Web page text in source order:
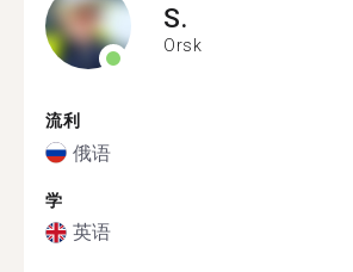
S.
Orsk
流利
俄语
学
英语